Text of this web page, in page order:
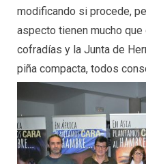
modificando si procede,
aspecto tienen mucho que
cofradías y la Junta de
piña compacta, todos